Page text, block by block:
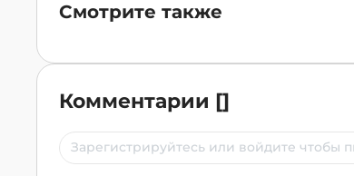
Смотрите также
Комментарии []